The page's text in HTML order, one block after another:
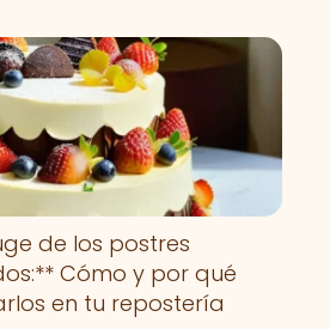
de los postres
Cómo y por qué
en tu repostería